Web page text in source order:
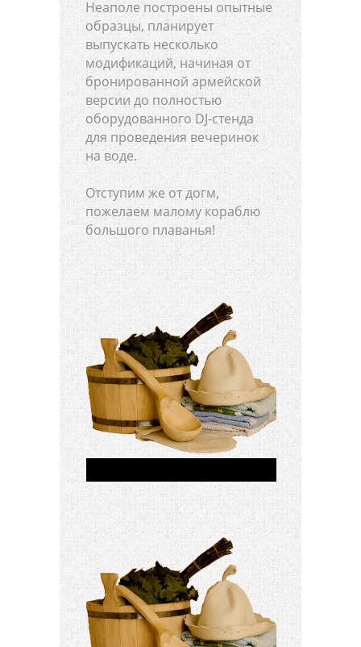
Неаполе построены опытные
образцы, планирует
выпускать несколько
модификаций, начиная от
бронированной армейской
версии до полностью
оборудованного DJ-стенда
для проведения вечеринок
на воде.
Отступим же от догм,
пожелаем малому кораблю
большого плаванья!